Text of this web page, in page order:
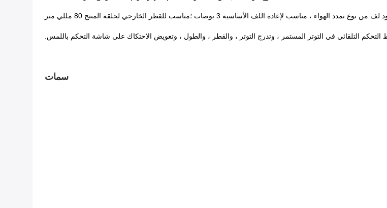
الهواء ، مناسب لإعادة اللف الأساسية 3 بوصات ؛مناسب للقطر الخارجي لحلقة المنتج 80 مللي متر
التلقائي في التوتر المستمر ، وتدرج التوتر ، والقطر ، والطول ، وتعويض الاحتكاك على شاشة التحكم باللمس.
سمات